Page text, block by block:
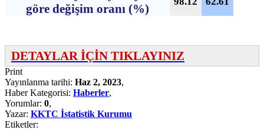
göre değişim oranı (%)
DETAYLAR İÇİN TIKLAYINIZ
Print
Yayınlanma tarihi: Haz 2, 2023,
Haber Kategorisi: Haberler,
Yorumlar: 0,
Yazar: KKTC İstatistik Kurumu
Etiketler: